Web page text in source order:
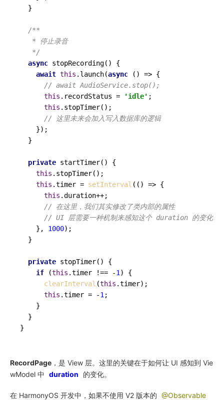
  }
/**
   * 停止录音
   */
async stopRecording( ) {
await this . launch(async () => {
// await AudioService.stop();
this . recordStatus = 'idle' ;
this . stopTimer();
// 这里未来会加入写入数据库的逻辑
    });
  }
private startTimer( ) {
this . stopTimer();
this .timer = setInterval ( () => {
this .duration++;
// 在这里，我们其实修改了类内部的属性
// UI 层需要一种机制来感知这个 duration 的变化
    },
1000);
  }
private stopTimer( ) {
if (this .timer !== -1 ) {
clearInterval (this .timer);
this .timer = -1 ;
    }
  }
RecordPage ，是 View 层。这里的关键在于如何让 UI 感知到 Vie
wModel 中
duration 的变化。
在 HarmonyOS 开发中，如果不使用 V2 版本的 @Observable